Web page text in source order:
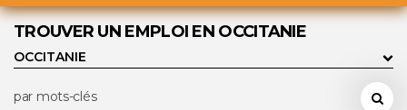
TROUVER UN EMPLOI EN OCCITANIE